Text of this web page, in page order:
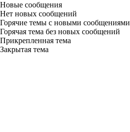
Новые сообщения
Нет новых сообщений
Горячие темы с новыми сообщениями
Горячая тема без новых сообщений
Прикрепленная тема
Закрытая тема